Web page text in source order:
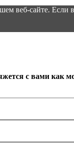
веб-сайте.
с вами как